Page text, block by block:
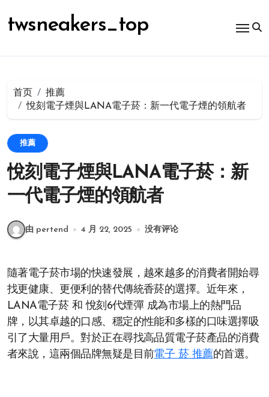
容
twsneakers_top
首页
推薦
悅刻電子煙與LANA電子菸：新一代電子煙的領航者
推薦
悅刻電子煙與LANA電子菸：新
一代電子煙的領航者
由 pertend 4 月 22, 2025 没有评论
隨著電子菸市場的快速發展，越來越多的消費者開始尋
找更健康、更便利的替代傳統香菸的選擇。近年來，
LANA電子菸 和 悅刻6代煙彈 成為市場上的熱門品
牌，以其卓越的口感、穩定的性能和多樣的口味選擇吸
引了大量用戶。對於正在尋找高品質電子菸產品的消費
者來說，這兩個品牌無疑是目前電子 菸 推薦的首選。